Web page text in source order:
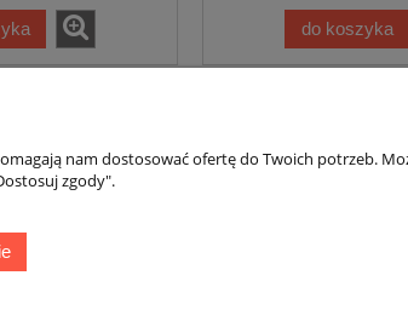
do koszyka
nam dostosować ofertę do Twoich potrzeb.
zgody".